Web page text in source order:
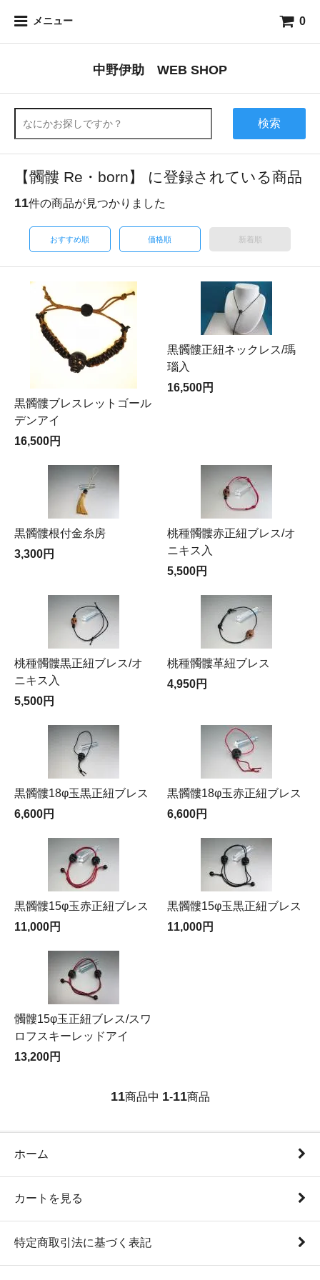
メニュー 0
中野伊助 WEB SHOP
検索
【髑髏 Re・born】 に登録されている商品
11件の商品が見つかりました
おすすめ順 価格順 新着順
黒髑髏ブレスレットゴール
デンアイ
16,500円
黒髑髏正紐ネックレス/瑪
瑙入
16,500円
黒髑髏根付金糸房
3,300円
桃種髑髏赤正紐ブレス/オ
ニキス入
5,500円
桃種髑髏黒正紐ブレス/オ
ニキス入
5,500円
桃種髑髏革紐ブレス
4,950円
黒髑髏18φ玉黒正紐ブレス
6,600円
黒髑髏18φ玉赤正紐ブレス
6,600円
黒髑髏15φ玉赤正紐ブレス
11,000円
黒髑髏15φ玉黒正紐ブレス
11,000円
髑髏15φ玉正紐ブレス/スワ
ロフスキーレッドアイ
13,200円
11商品中 1-11商品
ホーム
カートを見る
特定商取引法に基づく表記